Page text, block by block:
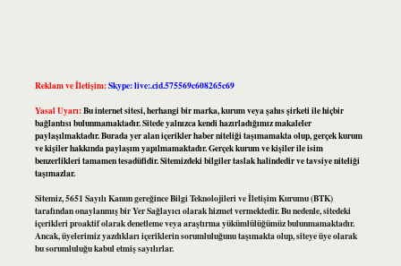
Reklam ve İletişim:Skype: live:.cid.575569c608265c69
Yasal Uyarı:Bu internet sitesi, herhangi bir marka, kurum veya şahıs şirketi ile hiçbir
bağlantısı bulunmamaktadır. Sitede yalnızca kendi hazırladığımız makaleler
paylaşılmaktadır. Burada yer alan içerikler haber niteliği taşımamakta olup, gerçek kurum
ve kişiler hakkında paylaşım yapılmamaktadır. Gerçek kurum ve kişiler ile isim
benzerlikleri tamamen tesadüfidir. Sitemizdeki bilgiler taslak halindedir ve tavsiye niteliği
taşımazlar.
Sitemiz, 5651 Sayılı Kanun gereğince Bilgi Teknolojileri ve İletişim Kurumu (BTK)
tarafından onaylanmış bir Yer Sağlayıcı olarak hizmet vermektedir. Bu nedenle, sitedeki
içerikleri proaktif olarak denetleme veya araştırma yükümlülüğümüz bulunmamaktadır.
Ancak, üyelerimiz yazdıkları içeriklerin sorumluluğunu taşımakta olup, siteye üye olarak
bu sorumluluğu kabul etmiş sayılırlar.